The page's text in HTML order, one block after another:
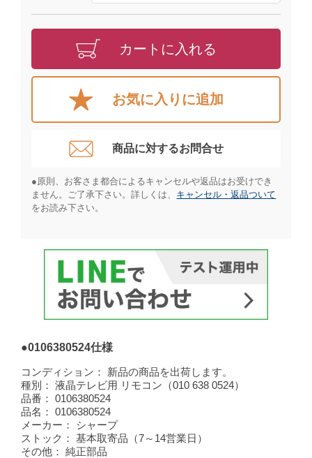
カートに入れる
お気に入りに追加
商品に対するお問合せ​
●原則、お客さま都合によるキャンセルや返品はお受けでき
ません。ご了承下さい。詳しくは、 キャンセル・返品ついて
をお読み下さい。​
●0106380524仕様
コンディション：
新品の商品を出荷します。
種別：
液晶テレビ用 リモコン（010 638 0524）
品番：
0106380524
品名：
0106380524
メーカー：
シャープ
ストック：
基本取寄品（7～14営業日）
その他：
純正部品